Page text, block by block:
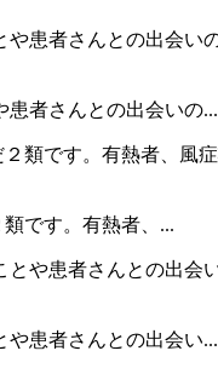
者さんとの出会いの...
です。有熱者、...
や患者さんとの出会い...